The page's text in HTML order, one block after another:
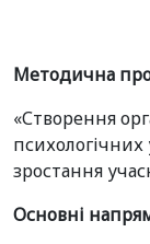
Методична
«Створення
психологічних
зростання
Основні